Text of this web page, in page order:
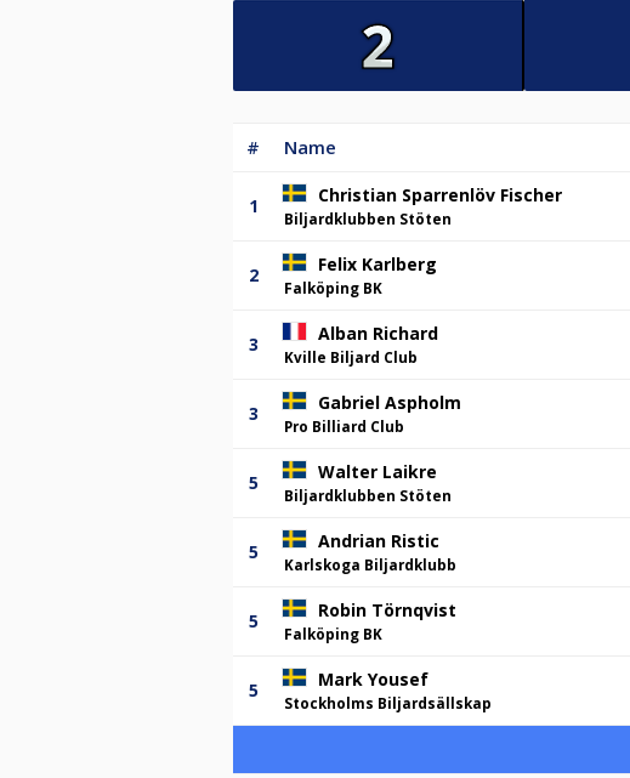
# Name
1 Christian Sparrenlöv Fischer
Biljardklubben Stöten
2 Felix Karlberg
Falköping BK
3 Alban Richard
Kville Biljard Club
3 Gabriel Aspholm
Pro Billiard Club
5 Walter Laikre
Biljardklubben Stöten
5 Andrian Ristic
Karlskoga Biljardklubb
5 Robin Törnqvist
Falköping BK
5 Mark Yousef
Stockholms Biljardsällskap